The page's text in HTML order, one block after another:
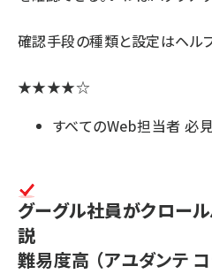
確認手段の種類と設定はヘル
★★★★☆
すべてのWeb担当者 必見
グーグル社員がクロー
説
難易度高 （アユダンテ コ